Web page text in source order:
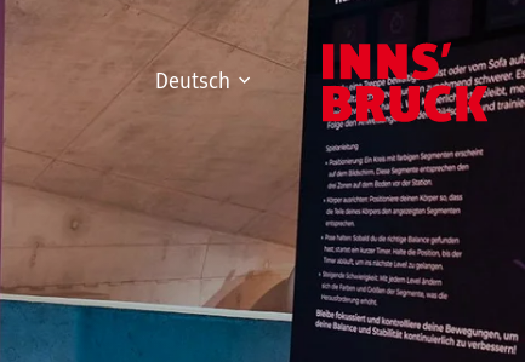
Deutsch